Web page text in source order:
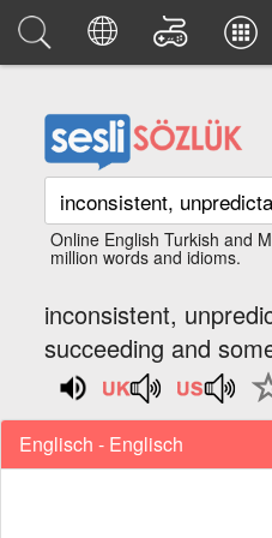
Online English Turkish and
million words and idioms.
inconsistent,
succeeding and
Englisch - Englisch